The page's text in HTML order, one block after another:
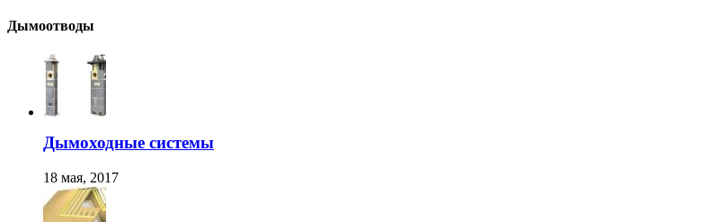
Дымоотводы
Дымоходные системы
18 мая, 2017